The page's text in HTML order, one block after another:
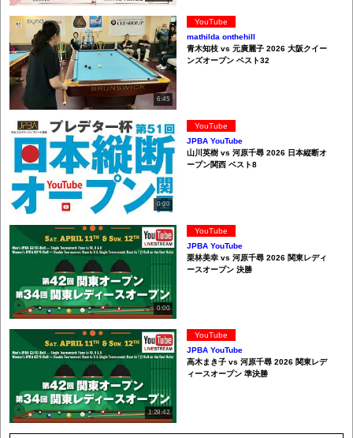
6:45
YouTube
mathilda onthehill
青木知枝 vs 元廣麗子 2026 大阪クイー
ンズオープン ベスト32
0:00
YouTube
JPBA YouTube
山川英樹 vs 河原千尋 2026 日本縦断オ
ープン関西 ベスト8
0:00
YouTube
JPBA YouTube
栗林美幸 vs 河原千尋 2026 関東レディ
ースオープン 決勝
1:28:42
YouTube
JPBA YouTube
高木まき子 vs 河原千尋 2026 関東レデ
ィースオープン 準決勝